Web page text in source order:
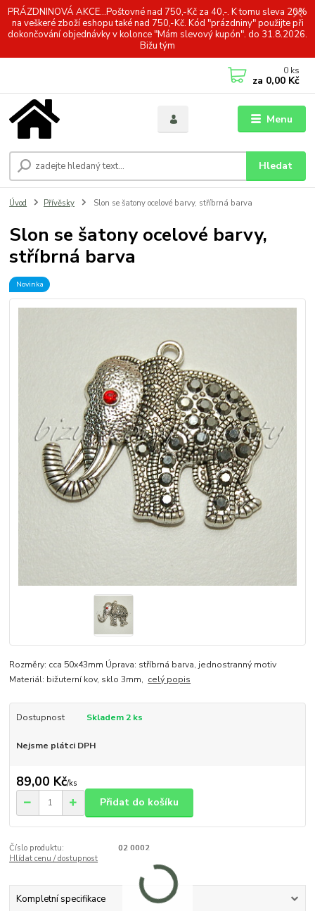
PRÁZDNINOVÁ AKCE...Poštovné nad 750,-Kč za 40,-. K tomu sleva 20%
na veškeré zboží eshopu také nad 750,-Kč. Kód "prázdniny" použijte při
dokončování objednávky v kolonce "Mám slevový kupón". do 31.8.2026.
Bižu tým
Menu
Hledat
0 ks
za 0,00 Kč
Úvod Přívěsky Slon se šatony ocelové barvy, stříbrná barva
Slon se šatony ocelové barvy,
stříbrná barva
Novinka
Rozměry: cca 50x43mm Úprava: stříbrná barva, jednostranný motiv
Materiál: bižuterní kov, sklo 3mm, celý popis
Dostupnost Skladem 2 ks
Nejsme plátci DPH
89,00 Kč/ks
Přidat do košíku
Číslo produktu:
02 0002
Hlídat cenu / dostupnost
Kompletní specifikace